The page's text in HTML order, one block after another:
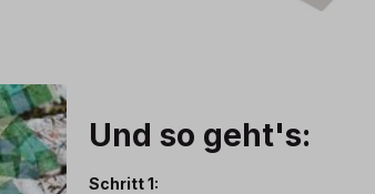
Und so geht's:
Schritt 1: